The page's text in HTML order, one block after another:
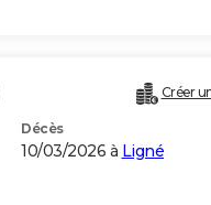
Créer
Décès
10/03/2026 à Ligné